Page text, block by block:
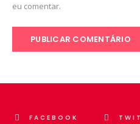
eu comentar.
FACEBOOK